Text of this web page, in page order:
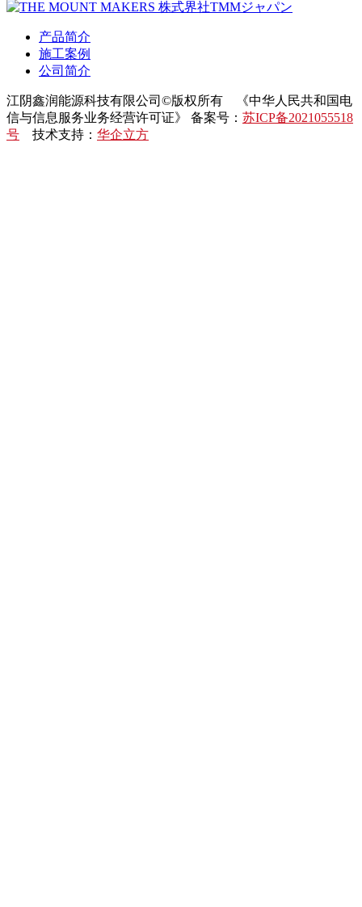
产品简介
施工案例
公司简介
江阴鑫润能源科技有限公司©版权所有 《中华人民共和国电
信与信息服务业务经营许可证》 备案号： 苏ICP备2021055518
号 技术支持： 华企立方